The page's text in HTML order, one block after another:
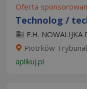
Oferta
Technolog /
F.H.
Piotrków
aplikuj.pl